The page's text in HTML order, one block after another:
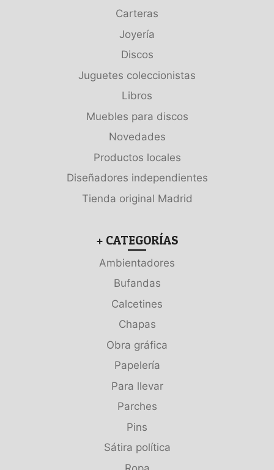
Carteras
Joyería
Discos
Juguetes coleccionistas
Libros
Muebles para discos
Novedades
Productos locales
Diseñadores independientes
Tienda original Madrid
+ CATEGORÍAS
Ambientadores
Bufandas
Calcetines
Chapas
Obra gráfica
Papelería
Para llevar
Parches
Pins
Sátira política